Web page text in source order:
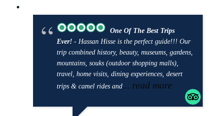
One Of The Best Trips
Ever! - Hassan Hisse is the perfect guide!!! Our
trip combined history, beauty, museums, gardens,
mountains, souks (outdoor shopping malls),
travel, home visits, dining experiences, desert
trips & camel rides and... read more